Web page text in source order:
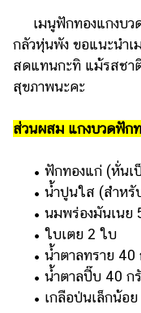
เมนูฟักทองแกงบวด
กลัวหุ่นพัง ขอแนะนำ
สดแทนกะทิ แม้รสชา
สุขภาพนะคะ
ส่วนผสม แกงบวดฟัก
• ฟักทองแก่ (หั่นเ
• น้ำปูนใส (สำหรั
• นมพร่องมันเนย
• ใบเตย 2 ใบ
• น้ำตาลทราย 40
• น้ำตาลปี๊บ 40 ก
• เกลือป่นเล็กน้อย